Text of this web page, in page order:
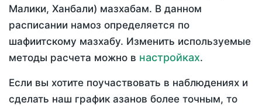
Малики, Ханбали) мазхабам. В данном
расписании намоз определяется по
шафиитскому мазхабу. Изменить используемые
методы расчета можно в настройках.
Если вы хотите поучаствовать в наблюдениях и
сделать наш график азанов более точным, то